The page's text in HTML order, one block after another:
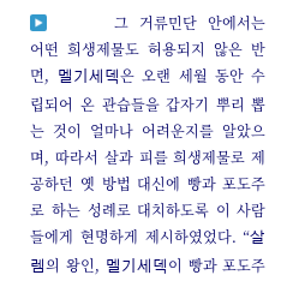
그 거류민단 안에서는
어떤 희생제물도 허용되지 않은 반
면,
멜기세덱은 오랜 세월 동안 수
립되어 온 관습들을 갑자기 뿌리 뽑
는 것이 얼마나 어려운지를 알았으
며, 따라서 살과 피를 희생제물로 제
공하던 옛 방법 대신에 빵과 포도주
로 하는 성례로 대치하도록 이 사람
들에게 현명하게 제시하였었다. “살
렘의 왕인, 멜기세덱 이 빵과 포도주